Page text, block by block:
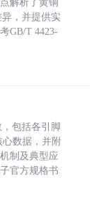
解析了黄铜
异，并提供实
GB/T 4423-
包括各引脚
心数据，并附
制及典型应
官方规格书